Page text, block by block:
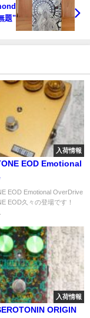
題"
入荷情報
EOD Emotional
EOD Emotional OverDrive
EOD久々の登場です！
入荷情報
ORIGIN